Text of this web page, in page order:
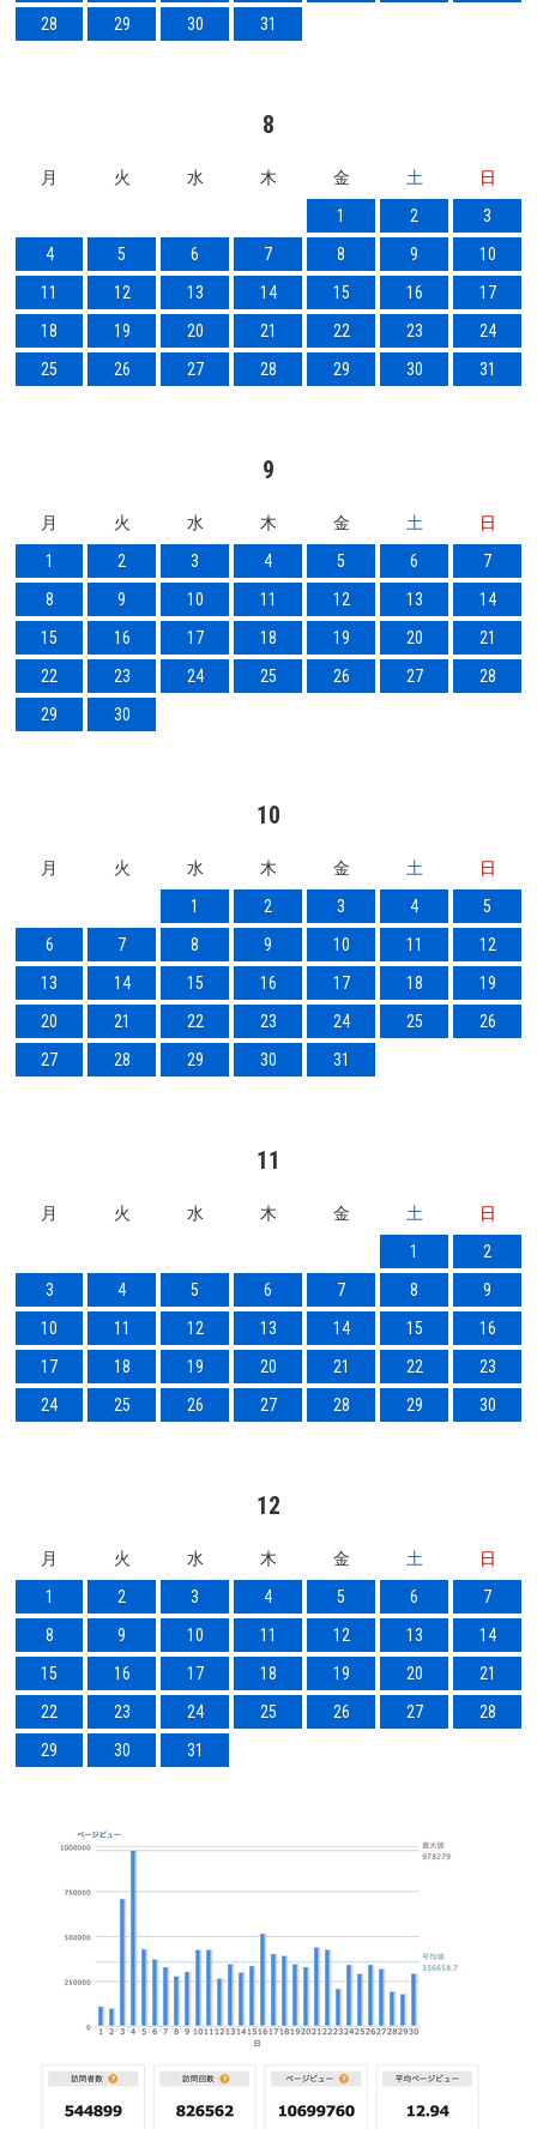
28 29 30 31
8
月 火 水 木 金 土
日
1
2
3
4
5 6 7 8 9
10
11
12 13 14 15 16
17
18
19 20 21 22 23
24
25
26 27 28 29 30 31
9
月 火 水 木 金 土
日
1
2 3 4 5 6
7
8
9 10 11 12 13
14
15
16 17 18 19 20
21
22
23 24 25 26 27
28
29
30
10
月 火 水 木 金 土
日
1
2 3 4
5
6
7 8 9 10 11
12
13
14 15 16 17 18
19
20
21 22 23 24 25
26
27
28 29 30 31
11
月 火 水 木 金 土
日
1
2
3
4 5 6 7 8
9
10
11 12 13 14 15
16
17
18 19 20 21 22
23
24
25 26 27 28 29 30
12
月 火 水 木 金 土
日
1
2 3 4 5 6
7
8
9 10 11 12 13
14
15
16 17 18 19 20
21
22
23 24 25 26 27
28
29
30 31